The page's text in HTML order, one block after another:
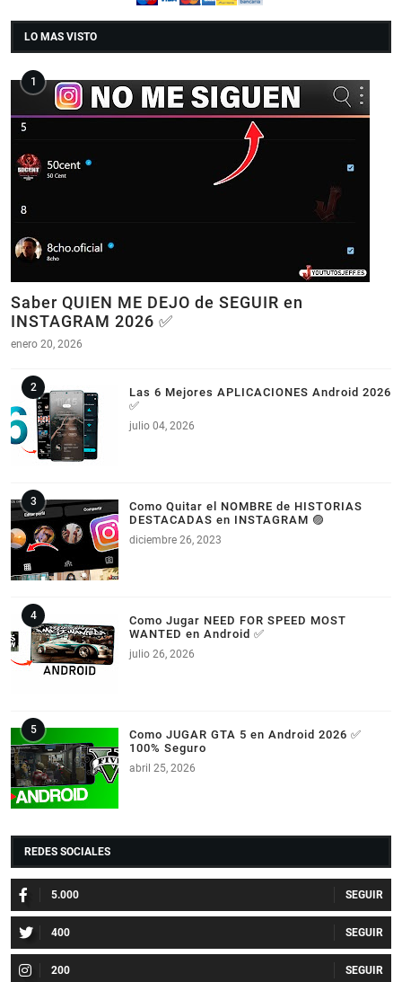
LO MAS VISTO
Saber QUIEN ME DEJO de SEGUIR en
INSTAGRAM 2026 ✅
enero 20, 2026
Las 6 Mejores APLICACIONES Android 2026
✅
julio 04, 2026
Como Quitar el NOMBRE de HISTORIAS
DESTACADAS en INSTAGRAM 🟣
diciembre 26, 2023
Como Jugar NEED FOR SPEED MOST
WANTED en Android ✅
julio 26, 2026
Como JUGAR GTA 5 en Android 2026 ✅
100% Seguro
abril 25, 2026
REDES SOCIALES
5.000
400
200